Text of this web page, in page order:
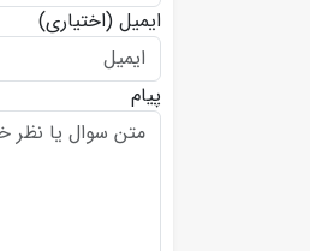
ایمیل (اختیاری)
پیام